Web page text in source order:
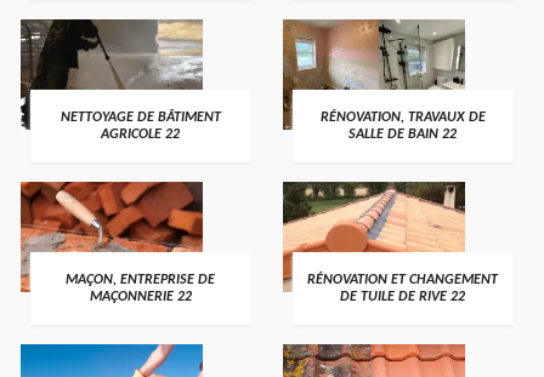
NETTOYAGE DE BÂTIMENT
AGRICOLE 22
RÉNOVATION, TRAVAUX DE
SALLE DE BAIN 22
MAÇON, ENTREPRISE DE
MAÇONNERIE 22
RÉNOVATION ET CHANGEMENT
DE TUILE DE RIVE 22